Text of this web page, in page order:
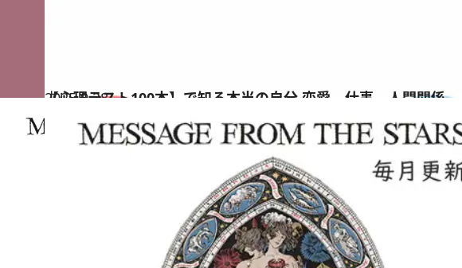
2025.9.28
【心理テスト100本】で知る本当の自分 恋愛、仕事、人間関係…
占い